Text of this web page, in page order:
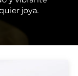
joya.